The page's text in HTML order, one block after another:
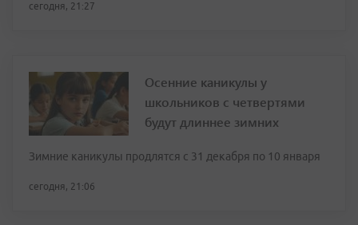
сегодня, 21:27
Осенние каникулы у
школьников с четвертями
будут длиннее зимних
Зимние каникулы продлятся с 31 декабря по 10 января
сегодня, 21:06